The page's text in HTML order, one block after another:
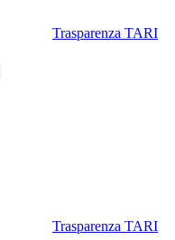
Trasparenza TARI
Trasparenza TARI